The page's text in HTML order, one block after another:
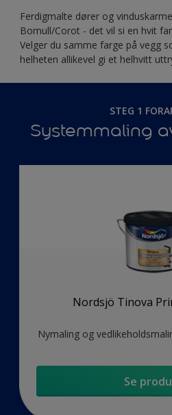
Ferdigmalte dører og
Bomull/Corot - det vil si en hvit
Velger du samme farge på vegg
helheten allikevel gi et helhvitt
STEG 1
Systemmaling
Nordsjö Tinova
Nymaling og
Se